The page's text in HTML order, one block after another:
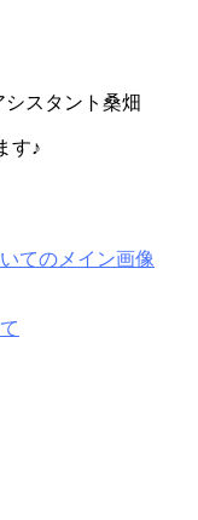
スタント桑畑
す♪